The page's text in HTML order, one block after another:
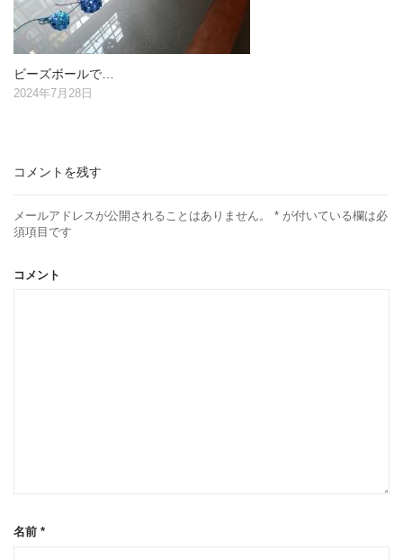
ビーズボールで…
2024年7月28日
コメントを残す
メールアドレスが公開されることはありません。 * が付いている欄は必
須項目です
コメント
名前 *